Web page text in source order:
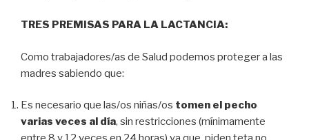
TRES PREMISAS PARA LA LACTANCIA:
Como trabajadores/as de Salud podemos proteger a las
madres sabiendo que:
Es necesario que las/os niñas/os tomen el pecho
varias veces al día, sin restricciones (mínimamente